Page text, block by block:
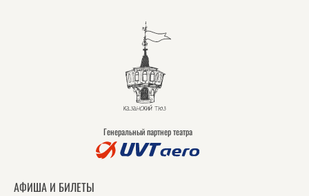
Генеральный партнер театра
АФИША И БИЛЕТЫ